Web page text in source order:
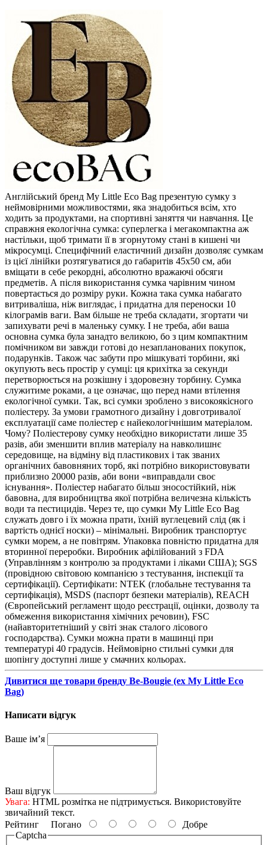
Англійський бренд My Little Eco Bag презентую сумку з
неймовірними можливостями, яка знадобиться всім, хто
ходить за продуктами, на спортивні заняття чи навчання. Це
справжня екологічна сумка: суперлегка і мегакомпактна аж
настільки, щоб тримати її в згорнутому стані в кишені чи
мікросумці. Специфічний еластичний дизайн дозволяє сумкам
із цієї лінійки розтягуватися до габаритів 45х50 см, аби
вміщати в себе рекордні, абсолютно вражаючі обсяги
предметів. А після використання сумка чарівним чином
повертається до розміру руки. Кожна така сумка набагато
витриваліша, ніж виглядає, і придатна для переноски 10
кілограмів ваги. Вам більше не треба складати, згортати чи
запихувати речі в маленьку сумку. І не треба, аби ваша
основна сумка була занадто великою, бо з цим компактним
помічником ви завжди готові до незапланованих покупок,
подарунків. Також час забути про мішкуваті торбини, які
окупують весь простір у сумці: ця крихітка за секунди
перетворюється на розкішну і здоровезну торбину. Сумка
служитиме роками, а це означає, що перед нами втілення
екологічної сумки. Так, всі сумки зроблено з високоякісного
поліестеру. За умови грамотного дизайну і довготривалої
експлуатації саме поліестер є найекологічнішим матеріалом.
Чому? Поліестерову сумку необхідно використати лише 35
разів, аби зменшити вплив матеріалу на навколишнє
середовище, на відміну від пластикових і так званих
органічних бавовняних торб, які потрібно використовувати
приблизно 20000 разів, аби вони «виправдали своє
існування». Поліестер набагато більш зносостійкий, ніж
бавовна, для виробництва якої потрібна величезна кількість
води та пестицидів. Через те, що сумки My Little Eco Bag
служать довго і їх можна прати, їхній вуглецевий слід (як і
вартість однієї носки) – мінімальні. Виробник транспортує
сумки морем, а не повітрям. Упаковка повністю придатна для
вторинної переробки. Виробник афілійований з FDA
(Управлінням з контролю за продуктами і ліками США); SGS
(провідною світовою компанією з тестування, інспекції та
сертифікації). Сертифікати: NTEK (глобальне тестування та
сертифікація), MSDS (паспорт безпеки матеріалів), REACH
(Європейський регламент щодо реєстрації, оцінки, дозволу та
обмеження використання хімічних речовин), FSC
(найавторитетніший у світі знак сталого лісового
господарства). Сумки можна прати в машинці при
температурі 40 градусів. Неймовірно стильні сумки для
шопінгу доступні лише у смачних кольорах.
Дивитися ще товари бренду Be-Bougie (ex My Little Eco
Bag)
Написати відгук
Ваше ім’я
Ваш відгук
Увага: HTML розмітка не підтримується. Використовуйте
звичайний текст.
Рейтинг Погано
Добре
Captcha